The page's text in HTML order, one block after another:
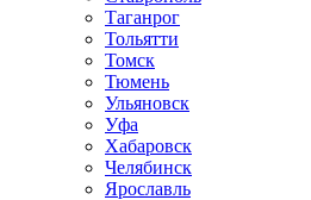
Таганрог
Тольятти
Томск
Тюмень
Ульяновск
Уфа
Хабаровск
Челябинск
Ярославль